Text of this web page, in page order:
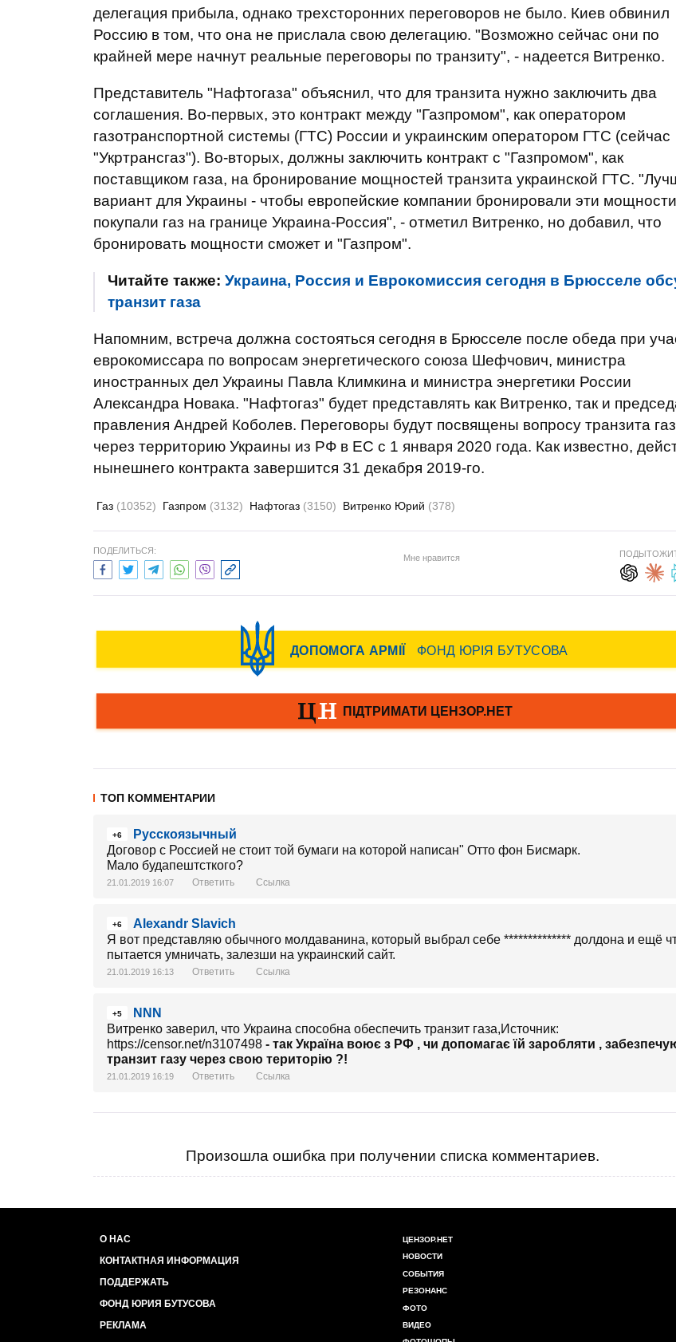
делегация прибыла, однако трехсторонних переговоров не было. Киев обвинил
Россию в том, что она не прислала свою делегацию. "Возможно сейчас они по
крайней мере начнут реальные переговоры по транзиту", - надеется Витренко.
Представитель "Нафтогаза" объяснил, что для транзита нужно заключить два
соглашения. Во-первых, это контракт между "Газпромом", как оператором
газотранспортной системы (ГТС) России и украинским оператором ГТС (сейчас
"Укртрансгаз"). Во-вторых, должны заключить контракт с "Газпромом", как
поставщиком газа, на бронирование мощностей транзита украинской ГТС.
вариант для Украины - чтобы европейские компании бронировали эти
покупали газ на границе Украина-Россия", - отметил Витренко, но добавил, что
бронировать мощности сможет и "Газпром".
Читайте также: Украина, Россия и Еврокомиссия сегодня в Брюсселе
транзит газа
Напомним, встреча должна состояться сегодня в Брюсселе после обеда при
еврокомиссара по вопросам энергетического союза Шефчович, министра
иностранных дел Украины Павла Климкина и министра энергетики России
Александра Новака. "Нафтогаз" будет представлять как Витренко, так и
правления Андрей Коболев. Переговоры будут посвящены вопросу транзита
через территорию Украины из РФ в ЕС с 1 января 2020 года. Как известно,
нынешнего контракта завершится 31 декабря 2019-го.
Газ (10352) Газпром (3132) Нафтогаз (3150) Витренко Юрий (378)
ПОДЕЛИТЬСЯ:
Мне нравится
ТОП КОММЕНТАРИИ
+6
Русскоязычный
Договор с Россией не стоит той бумаги на которой написан" Отто фон Бисмарк.
Мало будапештсткого?
21.01.2019 16:07 Ответить Ссылка
+6
Alexandr Slavich
Я вот представляю обычного молдаванина, который выбрал себе ************** долдона и ещё
пытается умничать, залезши на украинский сайт.
21.01.2019 16:13 Ответить Ссылка
+5
NNN
Витренко заверил, что Украина способна обеспечить транзит газа,Источник:
https://censor.net/n3107498 - так Україна воює з РФ , чи допомагає їй заробляти ,
транзит газу через свою територію ?!
21.01.2019 16:19 Ответить Ссылка
Произошла ошибка при получении списка комментариев.
О НАС
КОНТАКТНАЯ ИНФОРМАЦИЯ
ПОДДЕРЖАТЬ
ФОНД ЮРИЯ БУТУСОВА
РЕКЛАМА
ЦЕНЗОР.НЕТ
НОВОСТИ
СОБЫТИЯ
РЕЗОНАНС
ФОТО
ВИДЕО